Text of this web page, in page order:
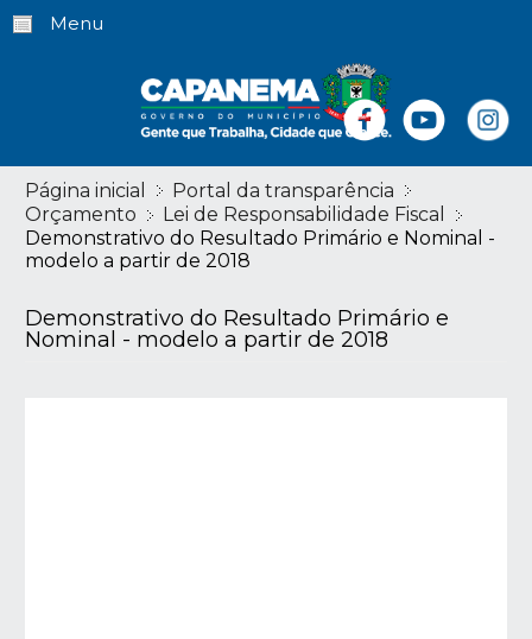
Menu
Página inicial
Portal da transparência
Orçamento
Lei de Responsabilidade Fiscal
Demonstrativo do Resultado Primário e Nominal -
modelo a partir de 2018
Demonstrativo do Resultado Primário e
Nominal - modelo a partir de 2018